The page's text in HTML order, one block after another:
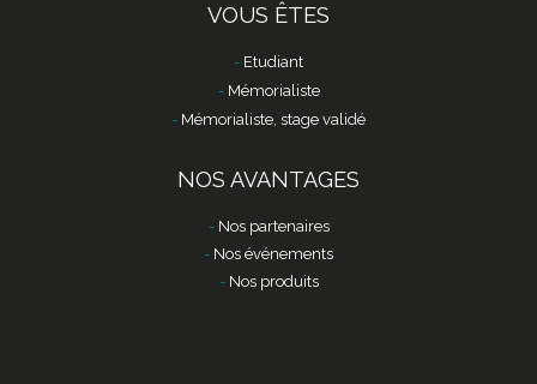
VOUS ÊTES
Etudiant
Mémorialiste
Mémorialiste, stage validé
NOS AVANTAGES
Nos partenaires
Nos événements
Nos produits